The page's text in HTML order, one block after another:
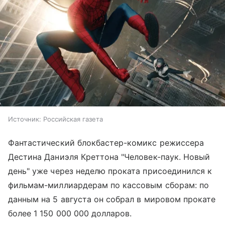
Источник: Российская газета
Фантастический блокбастер-комикс режиссера
Дестина Даниэля Креттона "Человек-паук. Новый
день" уже через неделю проката присоединился к
фильмам-миллиардерам по кассовым сборам: по
данным на 5 августа он собрал в мировом прокате
более 1 150 000 000 долларов.